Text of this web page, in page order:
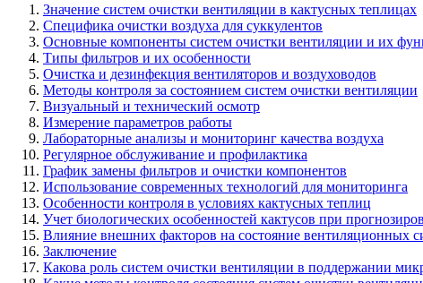
Значение систем очистки вентиляции в кактусных теплицах
Специфика очистки воздуха для суккулентов
Основные компоненты систем очистки вентиляции и их
Типы фильтров и их особенности
Очистка и дезинфекция вентиляторов и воздуховодов
Методы контроля за состоянием систем очистки вентиляции
Визуальный и технический осмотр
Измерение параметров работы
Лабораторные анализы и мониторинг качества воздуха
Регулярное обслуживание и профилактика
График замены фильтров и очистки компонентов
Использование современных технологий для мониторинга
Особенности контроля в условиях кактусных теплиц
Учет биологических особенностей кактусов при
Влияние внешних факторов на состояние вентиляционных
Заключение
Какова роль систем очистки вентиляции в поддержании